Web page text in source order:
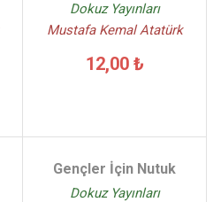
Dokuz Yayınları
Mustafa Kemal Atatürk
12,00 ₺
Gençler İçin Nutuk
Dokuz Yayınları